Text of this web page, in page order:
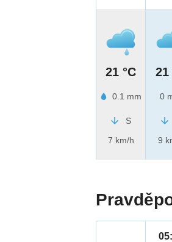
21 °C
0.1 mm
S
7 km/h
21
0
9